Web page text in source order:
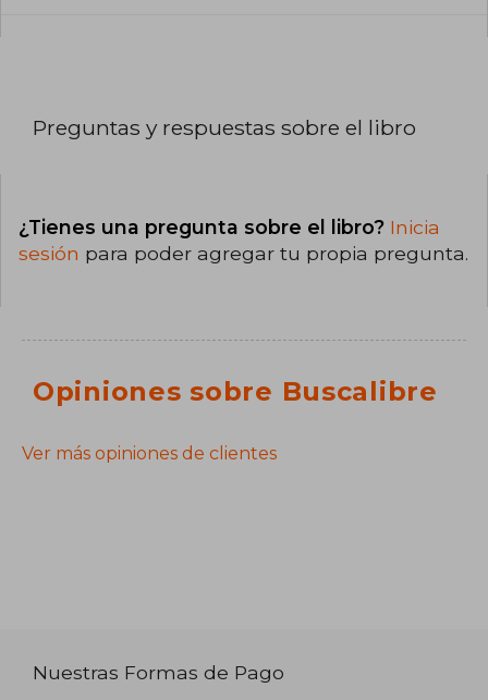
Preguntas y respuestas sobre el libro
¿Tienes una pregunta sobre el libro? Inicia
sesión para poder agregar tu propia pregunta.
Opiniones sobre Buscalibre
Ver más opiniones de clientes
Nuestras Formas de Pago